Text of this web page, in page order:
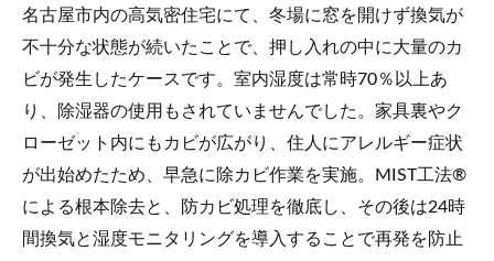
名古屋市内の高気密住宅にて、冬場に窓を開けず換気が
不十分な状態が続いたことで、押し入れの中に大量のカ
ビが発生したケースです。室内湿度は常時70％以上あ
り、除湿器の使用もされていませんでした。家具裏やク
ローゼット内にもカビが広がり、住人にアレルギー症状
が出始めたため、早急に除カビ作業を実施。MIST工法®
による根本除去と、防カビ処理を徹底し、その後は24時
間換気と湿度モニタリングを導入することで再発を防止